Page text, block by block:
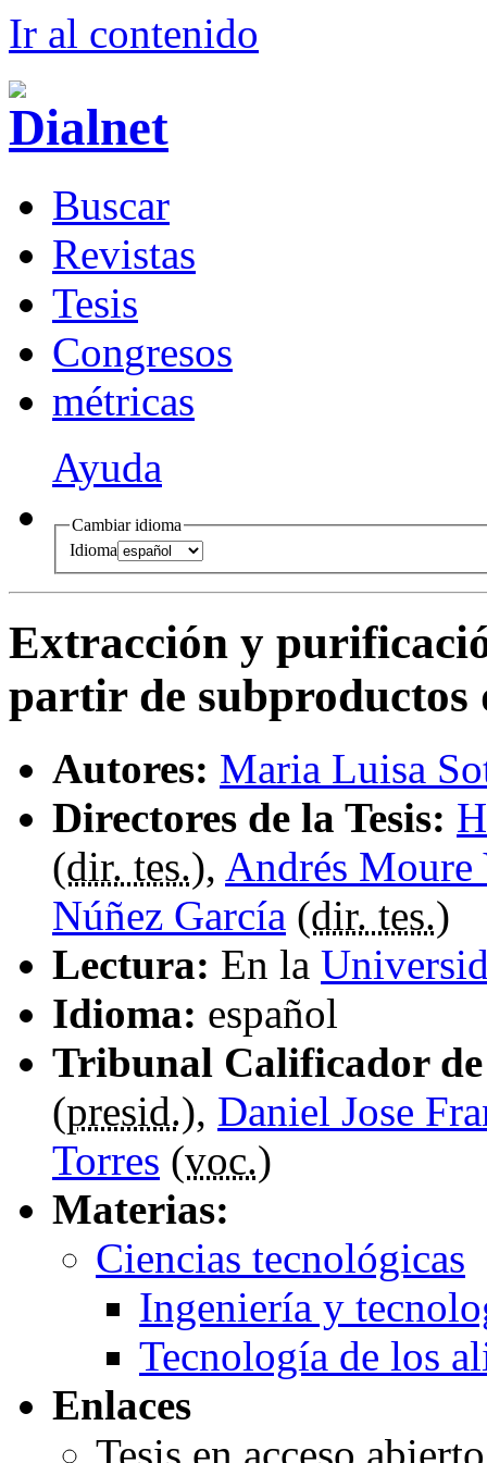
Ir al contenido
Buscar
Revistas
Tesis
Congresos
métricas
Ayuda
Cambiar idioma
Idioma
Extracción y
partir de subproductos
Autores: Maria Luisa
Directores de la Tesis:
(dir. tes.), Andrés Moure
Núñez García (dir. tes.)
Lectura: En la
Idioma: español
Tribunal Calificador de
(presid.), Daniel Jose
Torres (voc.)
Materias:
Ciencias tecnológicas
Ingeniería y
Tecnología de los
Enlaces